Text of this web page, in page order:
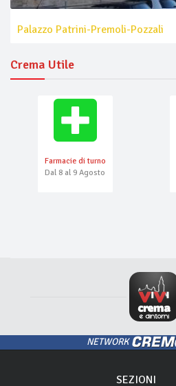
Palazzo Patrini-Premoli-Pozzali
Crema Utile
Farmacie di turno
Dal 8 al 9 Agosto
NETWORK
SEZIONI